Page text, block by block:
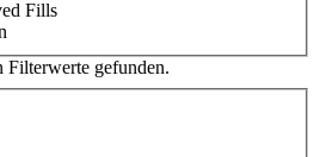
Fills
Filterwerte gefunden.